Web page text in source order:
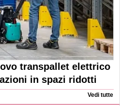
transpallet elettrico
in spazi ridotti
Vedi tutte